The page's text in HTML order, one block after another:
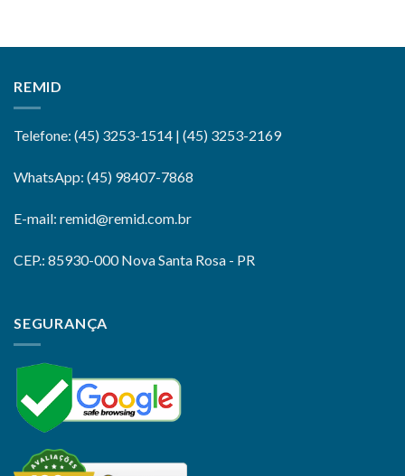
REMID
Telefone: (45) 3253-1514 | (45) 3253-2169
WhatsApp: (45) 98407-7868
E-mail: remid@remid.com.br
CEP.: 85930-000 Nova Santa Rosa - PR
SEGURANÇA